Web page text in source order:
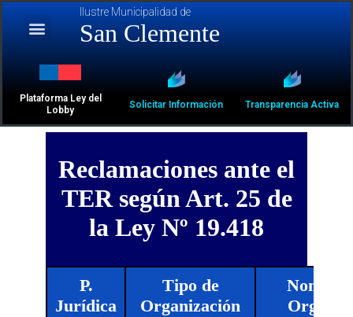
Ilustre Municipalidad de
San Clemente
Plataforma Ley del
Lobby
Solicitar Información Transparencia Activa